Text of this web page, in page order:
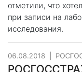
отметили, что
при записи на
исследования.
06.08.2018